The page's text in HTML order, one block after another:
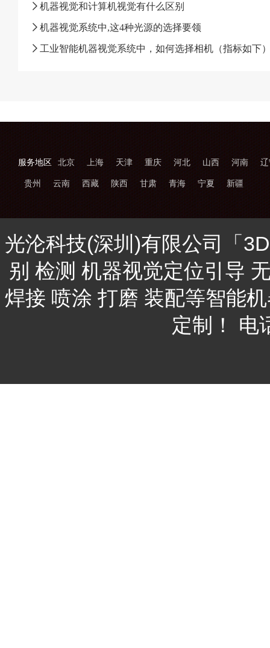
机器视觉和计算机视觉有什么区别
机器视觉系统中,这4种光源的选择要领
工业智能机器视觉系统中，如何选择相机（指标如下
服务地区 北京 上海 天津 重庆 河北 山西 河南
贵州 云南 西藏 陕西 甘肃 青海 宁夏 新疆
光沦科技(深圳)有限公司「
别 检测 机器视觉定位引导
焊接 喷涂 打磨 装配等智能
定制！ 电